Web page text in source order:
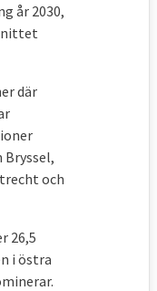
år 2030,
där
Bryssel,
och
26,5
i östra